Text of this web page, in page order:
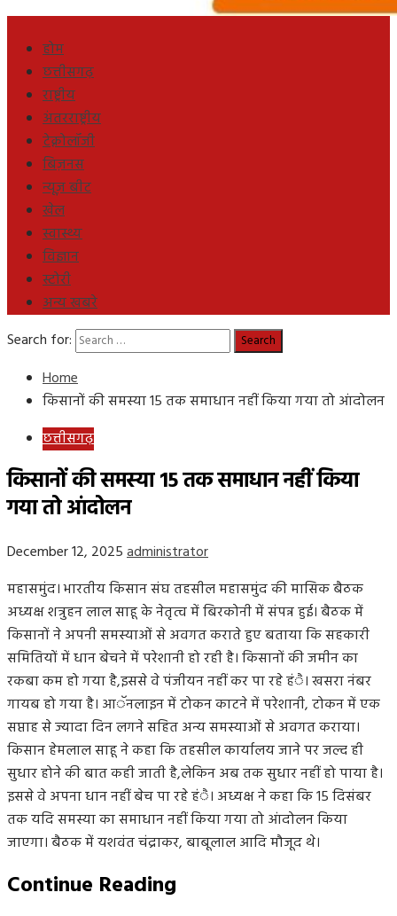
होम
छत्तीसगढ़
राष्ट्रीय
अंतरराष्ट्रीय
टेक्नोलॉजी
बिज़नस
न्यूज़ बीट
खेल
स्वास्थ्य
विज्ञान
स्टोरी
अन्य खबरे
Search for:
Home
किसानों की समस्या 15 तक समाधान नहीं किया गया तो आंदोलन
छत्तीसगढ़
किसानों की समस्या 15 तक समाधान नहीं किया
गया तो आंदोलन
December 12, 2025administrator
महासमुंद। भारतीय किसान संघ तहसील महासमुंद की मासिक बैठक
अध्यक्ष शत्रुहन लाल साहू के नेतृत्व में बिरकोनी में संपन्न हुई। बैठक में
किसानों ने अपनी समस्याओं से अवगत कराते हुए बताया कि सहकारी
समितियों में धान बेचने में परेशानी हो रही है। किसानों की जमीन का
रकबा कम हो गया है,इससे वे पंजीयन नहीं कर पा रहे हंै। खसरा नंबर
गायब हो गया है। आॅनलाइन में टोकन काटने में परेशानी, टोकन में एक
सप्ताह से ज्यादा दिन लगने सहित अन्य समस्याओं से अवगत कराया।
किसान हेमलाल साहू ने कहा कि तहसील कार्यालय जाने पर जल्द ही
सुधार होने की बात कही जाती है,लेकिन अब तक सुधार नहीं हो पाया है।
इससे वे अपना धान नहीं बेच पा रहे हंै। अध्यक्ष ने कहा कि 15 दिसंबर
तक यदि समस्या का समाधान नहीं किया गया तो आंदोलन किया
जाएगा। बैठक में यशवंत चंद्राकर, बाबूलाल आदि मौजूद थे।
Continue Reading